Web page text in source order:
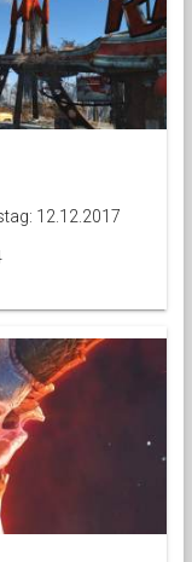
12.12.2017